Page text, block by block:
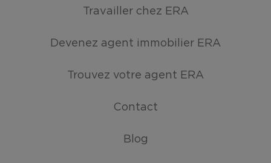
Travailler chez ERA
Devenez agent immobilier ERA
Trouvez votre agent ERA
Contact
Blog